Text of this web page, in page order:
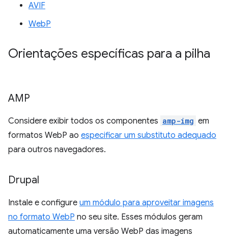
AVIF
WebP
Orientações específicas para a pilha
AMP
Considere exibir todos os componentes amp-img em
formatos WebP ao especificar um substituto adequado
para outros navegadores.
Drupal
Instale e configure um módulo para aproveitar imagens
no formato WebP no seu site. Esses módulos geram
automaticamente uma versão WebP das imagens